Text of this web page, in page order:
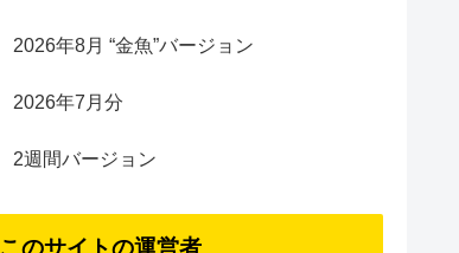
2026年8月 “金魚”バージョン
2026年7月分
2週間バージョン
このサイトの運営者